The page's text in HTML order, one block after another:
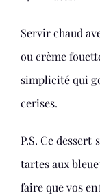
Servir chaud
ou crème
simplicité qui
cerises.
P.S. Ce
tartes aux
faire que vos